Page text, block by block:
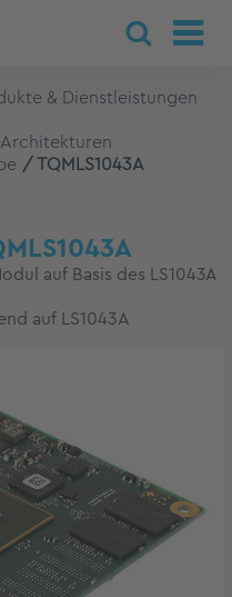
& Dienstleistungen
Architekturen
TQMLS1043A
auf Basis des LS1043A
auf LS1043A